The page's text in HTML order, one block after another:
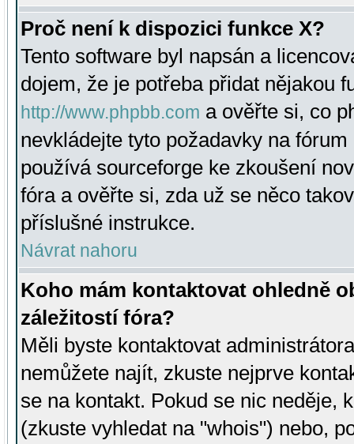
Proč není k dispozici funkce X?
Tento software byl napsán a
dojem, že je potřeba přidat nějakou
http://www.phpbb.com a ověřte si, co
nevkládejte tyto požadavky na
používá sourceforge ke zkoušení
fóra a ověřte si, zda už se něco
příslušné instrukce.
Návrat nahoru
Koho mám kontaktovat ohledně
záležitostí fóra?
Měli byste kontaktovat
nemůžete najít, zkuste nejprve
se na kontakt. Pokud se nic neděje,
(zkuste vyhledat na "whois") nebo,